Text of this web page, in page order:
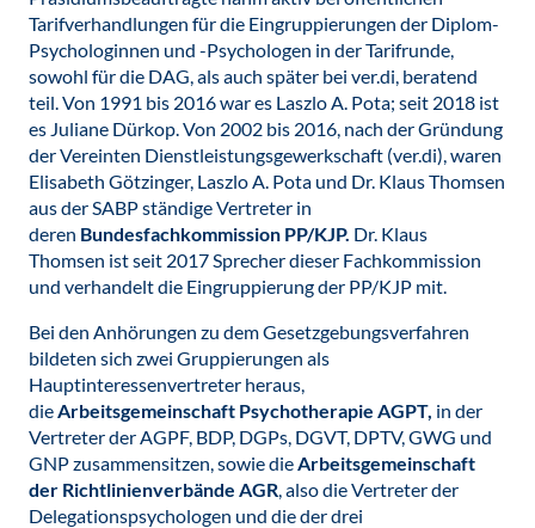
Tarifverhandlungen für die Eingruppierungen der Diplom-
Psychologinnen und -Psychologen in der Tarifrunde,
sowohl für die DAG, als auch später bei ver.di, beratend
teil. Von 1991 bis 2016 war es Laszlo A. Pota; seit 2018 ist
es Juliane Dürkop. Von 2002 bis 2016, nach der Gründung
der Vereinten Dienstleistungsgewerkschaft (ver.di), waren
Elisabeth Götzinger, Laszlo A. Pota und Dr. Klaus Thomsen
aus der SABP ständige Vertreter in
deren Bundesfachkommission PP/KJP. Dr. Klaus
Thomsen ist seit 2017 Sprecher dieser Fachkommission
und verhandelt die Eingruppierung der PP/KJP mit.
Bei den Anhörungen zu dem Gesetzgebungsverfahren
bildeten sich zwei Gruppierungen als
Hauptinteressenvertreter heraus,
dieArbeitsgemeinschaft Psychotherapie AGPT, in der
Vertreter der AGPF, BDP, DGPs, DGVT, DPTV, GWG und
GNP zusammensitzen, sowie dieArbeitsgemeinschaft
der Richtlinienverbände AGR, also die Vertreter der
Delegationspsychologen und die der drei